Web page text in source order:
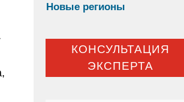
Новые регионы
КОНСУЛЬТАЦИЯ
ЭКСПЕРТА